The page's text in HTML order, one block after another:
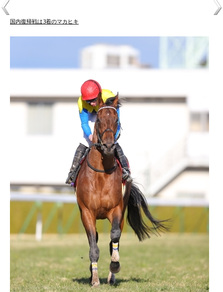
国内復帰戦は3着のマカヒキ